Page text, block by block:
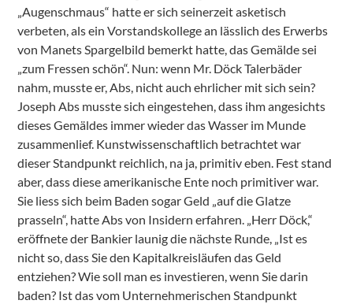
„Augenschmaus“ hatte er sich seinerzeit asketisch
verbeten, als ein Vorstandskollege an lässlich des Erwerbs
von Manets Spargelbild bemerkt hatte, das Gemälde sei
„zum Fressen schön“. Nun: wenn Mr. Döck Talerbäder
nahm, musste er, Abs, nicht auch ehrlicher mit sich sein?
Joseph Abs musste sich eingestehen, dass ihm angesichts
dieses Gemäldes immer wieder das Wasser im Munde
zusammenlief. Kunstwissenschaftlich betrachtet war
dieser Standpunkt reichlich, na ja, primitiv eben. Fest stand
aber, dass diese amerikanische Ente noch primitiver war.
Sie liess sich beim Baden sogar Geld „auf die Glatze
prasseln“, hatte Abs von Insidern erfahren. „Herr Döck,“
eröffnete der Bankier launig die nächste Runde, „Ist es
nicht so, dass Sie den Kapitalkreisläufen das Geld
entziehen? Wie soll man es investieren, wenn Sie darin
baden? Ist das vom Unternehmerischen Standpunkt